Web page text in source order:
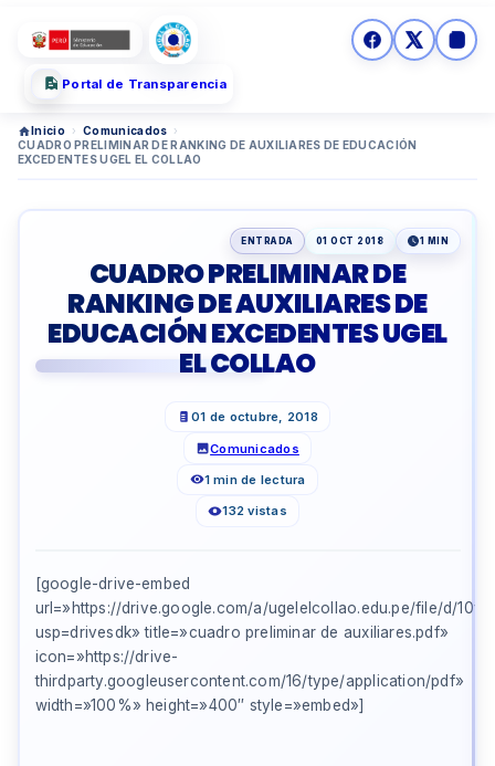
Portal de Transparencia
Inicio › Comunicados ›
CUADRO PRELIMINAR DE RANKING DE AUXILIARES DE EDUCACIÓN
EXCEDENTES UGEL EL COLLAO
ENTRADA 01 OCT 2018 1 MIN
CUADRO PRELIMINAR DE
RANKING DE AUXILIARES DE
EDUCACIÓN EXCEDENTES UGEL
EL COLLAO
01 de octubre, 2018
Comunicados
1 min de lectura
132 vistas
[google-drive-embed
url=»https://drive.google.com/a/ugelelcollao.edu.pe/file/d/
usp=drivesdk» title=»cuadro preliminar de auxiliares.pdf»
icon=»https://drive-
thirdparty.googleusercontent.com/16/type/application/pdf»
width=»100%» height=»400″ style=»embed»]